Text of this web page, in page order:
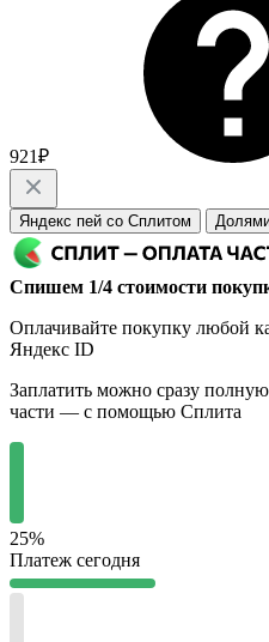
921₽
Яндекс пей со Сплитом
Спишем 1/4 стоимости
Оплачивайте покупку любой
Яндекс ID
Заплатить можно сразу
части — с помощью Сплита
25%
Платеж сегодня